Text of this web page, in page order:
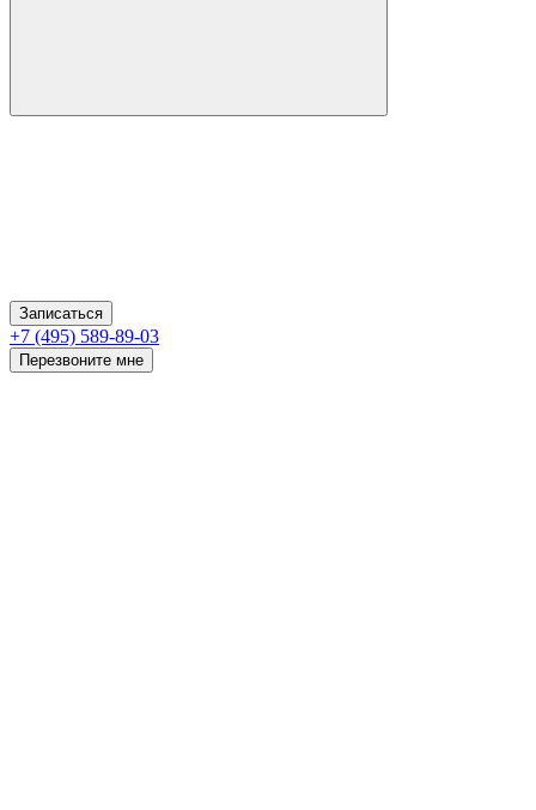
Записаться
+7 (495) 589-89-03
Перезвоните мне